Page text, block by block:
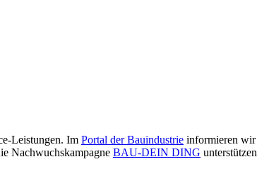
Leistungen. Im Portal der Bauindustrie informieren wir
Nachwuchskampagne BAU-DEIN DING